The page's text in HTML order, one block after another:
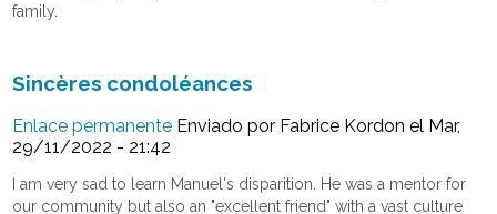
family.
Sincères condoléances
Enlace permanente Enviado por Fabrice Kordon el Mar,
29/11/2022 - 21:42
I am very sad to learn Manuel's disparition. He was a mentor for
our community but also an "excellent friend" with a vast culture